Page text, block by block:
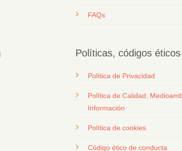
FAQs
Políticas, códigos
Política de Privacidad
Política de Calidad,
Información
Política de cookies
Código ético de conducta